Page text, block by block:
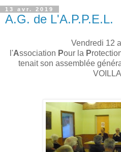
13 avr. 2019
A.G. de L'A.P.P.E.L.
Vendredi 12
l'Association Pour la P
tenait son assemblée